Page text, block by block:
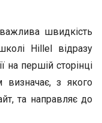
швидкість
Hillel відразу
на першій сторінці
з якого
та направляє до